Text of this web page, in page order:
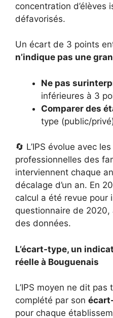
concentration d’élèves
défavorisés.
Un écart de 3 points
n’indique pas une
Ne pas
inférieures à 3
Comparer des
type (public/
🔄 L’IPS évolue avec
professionnelles des
interviennent chaque
décalage d’un an. En
calcul a été revue pour
questionnaire de
des données.
L’écart-type, un
réelle à Bouguenais
L’IPS moyen ne dit
complété par son
pour chaque